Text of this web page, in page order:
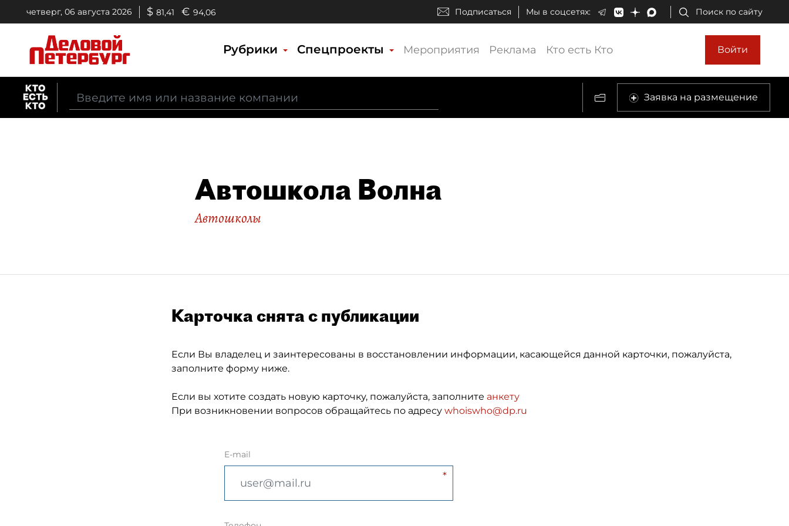
четверг, 06 августа 2026 $ 81,41 € 94,06 Подписаться Мы в соцсетях: Поиск по сайту
Рубрики Спецпроекты Мероприятия Реклама Кто есть Кто Войти
Заявка на размещение
Автошкола Волна
Автошколы
Карточка снята с публикации
Если Вы владелец и заинтересованы в восстановлении информации, касающейся данной карточки, пожалуйста,
заполните форму ниже.
Если вы хотите создать новую карточку, пожалуйста, заполните анкету
При возникновении вопросов обращайтесь по адресу whoiswho@dp.ru
E-mail